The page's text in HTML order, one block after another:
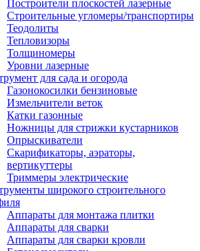
Построители плоскостей лазерные
Строительные угломеры/транспортиры
Теодолиты
Тепловизоры
Толщиномеры
Уровни лазерные
для сада и огорода
Газонокосилки бензиновые
Измельчители веток
Катки газонные
Ножницы для стрижки кустарников
Опрыскиватели
Скарификаторы, аэраторы,
вертикуттеры
Триммеры электрические
широкого строительного
Аппараты для монтажа плитки
Аппараты для сварки
Аппараты для сварки кровли